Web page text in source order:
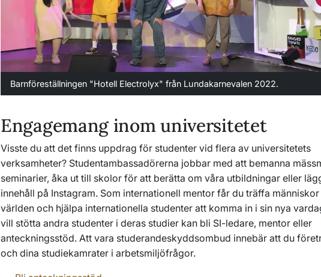
Barnföreställningen "Hotell Electrolyx" från Lundakarnevalen 2022.
Engagemang inom universitetet
Visste du att det finns uppdrag för studenter vid flera av universitetets
verksamheter? Studentambassadörerna jobbar med att bemanna
seminarier, åka ut till skolor för att berätta om våra utbildningar eller
innehåll på Instagram. Som internationell mentor får du träffa
världen och hjälpa internationella studenter att komma in i sin nya
vill stötta andra studenter i deras studier kan bli SI-ledare, mentor eller
anteckningsstöd. Att vara studerandeskyddsombud innebär att du
och dina studiekamrater i arbetsmiljöfrågor.